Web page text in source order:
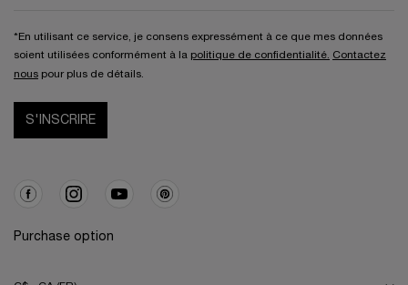
*En utilisant ce service, je consens expressément à ce que mes données
soient utilisées conformément à la politique de confidentialité.
Contactez
nous pour plus de détails.
S'INSCRIRE
Purchase option